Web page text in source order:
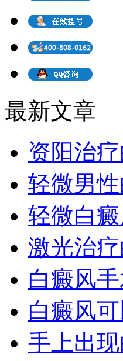
最新文章
资阳治
轻微男
轻微白
激光治
白癜风
白癜风
手上出